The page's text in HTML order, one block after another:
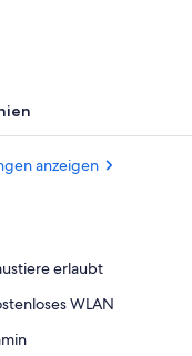
Suite, Whirlpool,
anzeigen
erlaubt
WLAN